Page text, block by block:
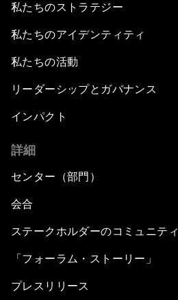
私たちのストラテジー
私たちのアイデンティティ
私たちの活動
リーダーシップとガバナンス
インパクト
詳細
センター（部門）
会合
ステークホルダーのコミュニティ
「フォーラム・ストーリー」
プレスリリース